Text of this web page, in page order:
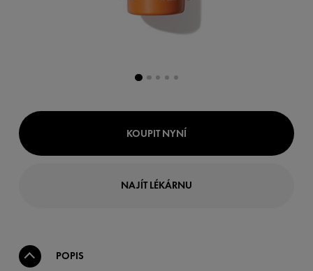
KOUPIT NYNÍ
NAJÍT LÉKÁRNU
POPIS